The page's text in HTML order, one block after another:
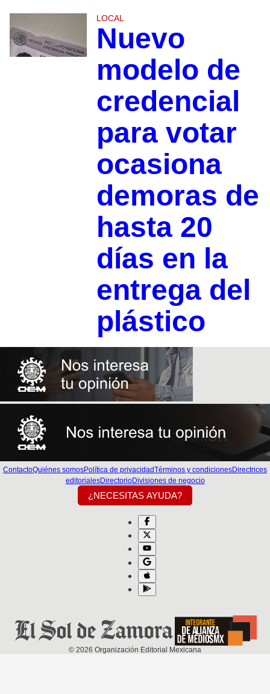
LOCAL
Nuevo
modelo de
credencial
para votar
ocasiona
demoras de
hasta 20
días en la
entrega del
plástico
ContactoQuiénes somosPolítica de privacidadTérminos y condicionesDirectrices
editorialesDirectorioDivisiones de negocio
¿NECESITAS AYUDA?
© 2026 Organización Editorial Mexicana